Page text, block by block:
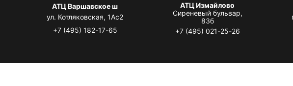
АТЦ Варшавское ш
ул. Котляковская, 1Ас2
+7 (495) 182-17-65
АТЦ Измайлово
Сиреневый бульвар,
83б
+7 (495) 021-25-26